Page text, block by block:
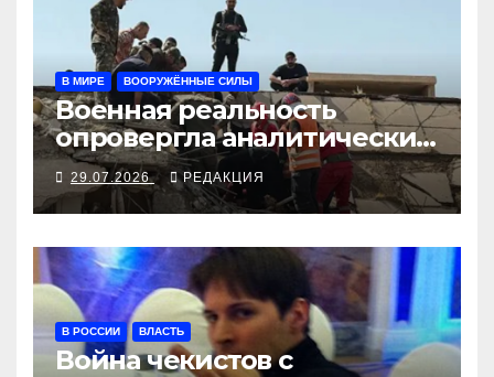
В МИРЕ ВООРУЖЁННЫЕ СИЛЫ
Военная реальность
опровергла аналитические
прогнозы по Ормузу
29.07.2026 РЕДАКЦИЯ
В РОССИИ ВЛАСТЬ
Война чекистов с